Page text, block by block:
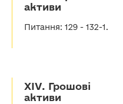
активи
Питання: 129 - 132-1.
ХІV. Грошові
активи